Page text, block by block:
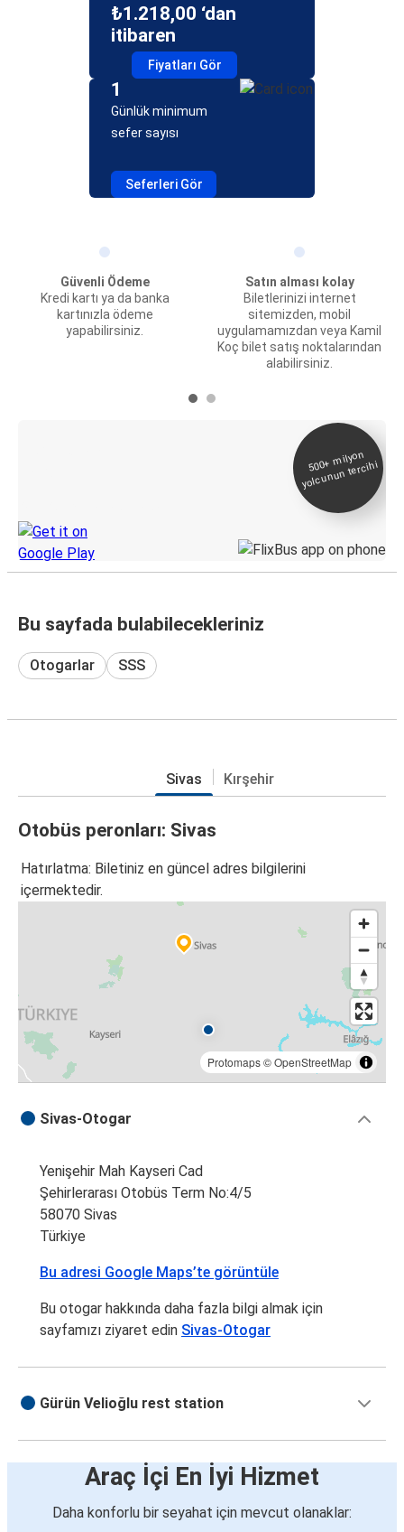
₺1.218,00 ‘dan
itibaren
Fiyatları Gör
1
Günlük minimum
sefer sayısı
Seferleri Gör
Güvenli Ödeme
Kredi kartı ya da banka
kartınızla ödeme
yapabilirsiniz.
Satın alması kolay
Biletlerinizi internet
sitemizden, mobil
uygulamamızdan veya Kamil
Koç bilet satış noktalarından
alabilirsiniz.
500+
milyon
yolcunun tercihi
Bu sayfada bulabilecekleriniz
Otogarlar SSS
Sivas Kırşehir
Otobüs peronları: Sivas
Hatırlatma: Biletiniz en güncel adres bilgilerini
içermektedir.
Protomaps©OpenStreetMap
Sivas-Otogar
Yenişehir Mah Kayseri Cad
Şehirlerarası Otobüs Term No:4/5
58070 Sivas
Türkiye
Bu adresi Google Maps’te görüntüle
Bu otogar hakkında daha fazla bilgi almak için
sayfamızı ziyaret edin Sivas-Otogar
Gürün Velioğlu rest station
Araç İçi En İyi Hizmet
Daha konforlu bir seyahat için mevcut olanaklar: